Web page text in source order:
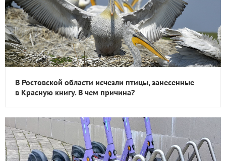
В Ростовской области исчезли птицы, занесенные
в Красную книгу. В чем причина?